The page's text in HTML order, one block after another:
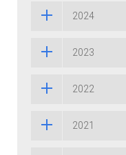
2024
2023
2022
2021